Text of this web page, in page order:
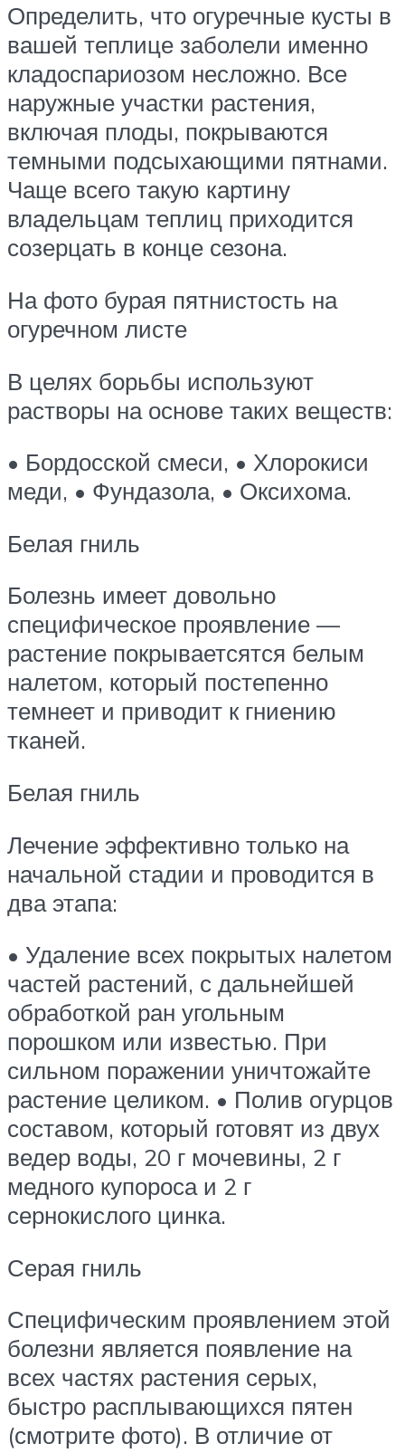
Определить, что огуречные кусты в
вашей теплице заболели именно
кладоспариозом несложно. Все
наружные участки растения,
включая плоды, покрываются
темными подсыхающими пятнами.
Чаще всего такую картину
владельцам теплиц приходится
созерцать в конце сезона.
На фото бурая пятнистость на
огуречном листе
В целях борьбы используют
растворы на основе таких веществ:
• Бордосской смеси, • Хлорокиси
меди, • Фундазола, • Оксихома.
Белая гниль
Болезнь имеет довольно
специфическое проявление —
растение покрываетсятся белым
налетом, который постепенно
темнеет и приводит к гниению
тканей.
Белая гниль
Лечение эффективно только на
начальной стадии и проводится в
два этапа:
• Удаление всех покрытых налетом
частей растений, с дальнейшей
обработкой ран угольным
порошком или известью. При
сильном поражении уничтожайте
растение целиком. • Полив огурцов
составом, который готовят из двух
ведер воды, 20 г мочевины, 2 г
медного купороса и 2 г
сернокислого цинка.
Серая гниль
Специфическим проявлением этой
болезни является появление на
всех частях растения серых,
быстро расплывающихся пятен
(смотрите фото). В отличие от